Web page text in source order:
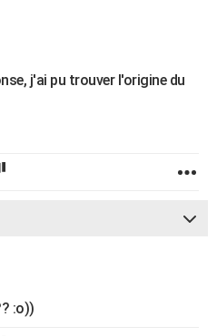
j'ai pu trouver l'origine du
:o))